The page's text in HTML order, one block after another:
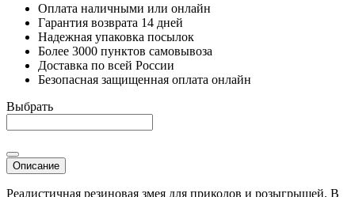
Оплата наличными или онлайн
Гарантия возврата 14 дней
Надежная упаковка посылок
Более 3000 пунктов самовывоза
Доставка по всей России
Безопасная защищенная оплата онлайн
Выбрать
Описание
Реалистичная резиновая змея для приколов и розыгрышей. В